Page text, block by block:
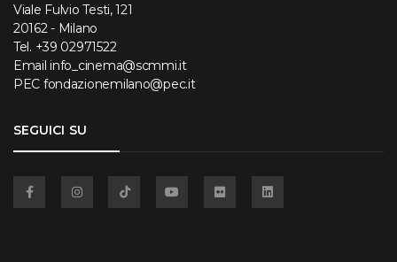
Viale Fulvio Testi, 121
20162 - Milano
Tel. +39 02971522
Email info_cinema@scmmi.it
PEC fondazionemilano@pec.it
SEGUICI SU